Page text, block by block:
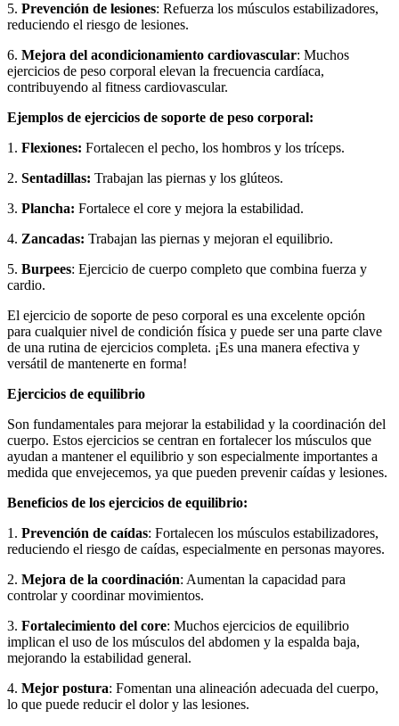
5. Prevención de lesiones: Refuerza los músculos estabilizadores,
reduciendo el riesgo de lesiones.
6. Mejora del acondicionamiento cardiovascular: Muchos
ejercicios de peso corporal elevan la frecuencia cardíaca,
contribuyendo al fitness cardiovascular.
Ejemplos de ejercicios de soporte de peso corporal:
1. Flexiones: Fortalecen el pecho, los hombros y los tríceps.
2. Sentadillas: Trabajan las piernas y los glúteos.
3. Plancha: Fortalece el core y mejora la estabilidad.
4. Zancadas: Trabajan las piernas y mejoran el equilibrio.
5. Burpees: Ejercicio de cuerpo completo que combina fuerza y
cardio.
El ejercicio de soporte de peso corporal es una excelente opción
para cualquier nivel de condición física y puede ser una parte clave
de una rutina de ejercicios completa. ¡Es una manera efectiva y
versátil de mantenerte en forma!
Ejercicios de equilibrio
Son fundamentales para mejorar la estabilidad y la coordinación del
cuerpo. Estos ejercicios se centran en fortalecer los músculos que
ayudan a mantener el equilibrio y son especialmente importantes a
medida que envejecemos, ya que pueden prevenir caídas y lesiones.
Beneficios de los ejercicios de equilibrio:
1. Prevención de caídas: Fortalecen los músculos estabilizadores,
reduciendo el riesgo de caídas, especialmente en personas mayores.
2. Mejora de la coordinación: Aumentan la capacidad para
controlar y coordinar movimientos.
3. Fortalecimiento del core: Muchos ejercicios de equilibrio
implican el uso de los músculos del abdomen y la espalda baja,
mejorando la estabilidad general.
4. Mejor postura: Fomentan una alineación adecuada del cuerpo,
lo que puede reducir el dolor y las lesiones.